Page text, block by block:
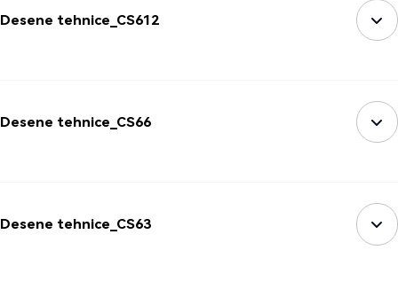
Desene tehnice_CS612
Desene tehnice_CS66
Desene tehnice_CS63